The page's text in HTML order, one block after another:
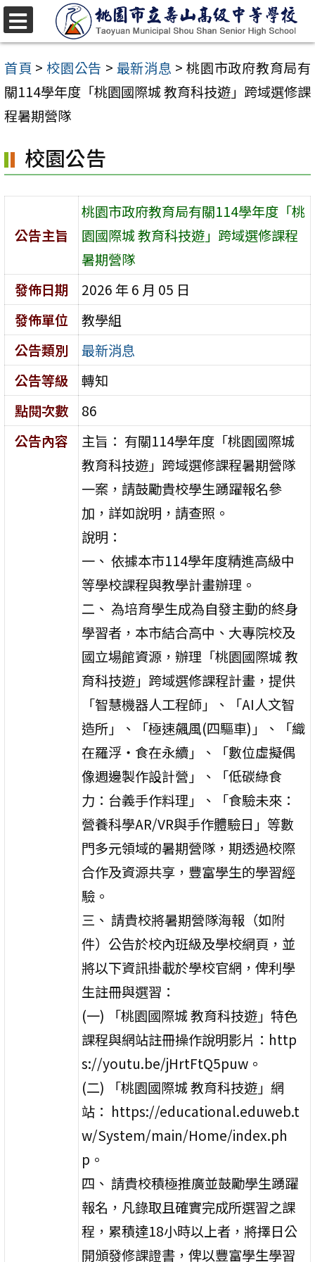
跳
至
主
要
內
區
首頁 > 校園公告 > 最新消息 > 桃園市政府教育局有
關114學年度「桃園國際城 教育科技遊」跨域選修課
程暑期營隊
校園公告
公告主旨
桃園市政府教育局有關114學年度「桃
園國際城 教育科技遊」跨域選修課程
暑期營隊
發佈日期
2026 年 6 月 05 日
發佈單位
教學組
公告類別
最新消息
公告等級
轉知
點閱次數
86
公告內容
主旨： 有關114學年度「桃園國際城
教育科技遊」跨域選修課程暑期營隊
一案，請鼓勵貴校學生踴躍報名參
加，詳如說明，請查照。
說明：
一、 依據本市114學年度精進高級中
等學校課程與教學計畫辦理。
二、 為培育學生成為自發主動的終身
學習者，本市結合高中、大專院校及
國立場館資源，辦理「桃園國際城 教
育科技遊」跨域選修課程計畫，提供
「智慧機器人工程師」、「AI人文智
造所」、「極速飆風(四驅車)」、「織
在羅浮‧食在永續」、「數位虛擬偶
像週邊製作設計營」、「低碳綠食
力：台義手作料理」、「食驗未來：
營養科學AR/VR與手作體驗日」等數
門多元領域的暑期營隊，期透過校際
合作及資源共享，豐富學生的學習經
驗。
三、 請貴校將暑期營隊海報（如附
件）公告於校內班級及學校網頁，並
將以下資訊掛載於學校官網，俾利學
生註冊與選習：
(一) 「桃園國際城 教育科技遊」特色
課程與網站註冊操作說明影片：http
s://youtu.be/jHrtFtQ5puw。
(二) 「桃園國際城 教育科技遊」網
站： https://educational.eduweb.t
w/System/main/Home/index.ph
p。
四、 請貴校積極推廣並鼓勵學生踴躍
報名，凡錄取且確實完成所選習之課
程，累積達18小時以上者，將擇日公
開頒發修課證書，俾以豐富學生學習
選
單